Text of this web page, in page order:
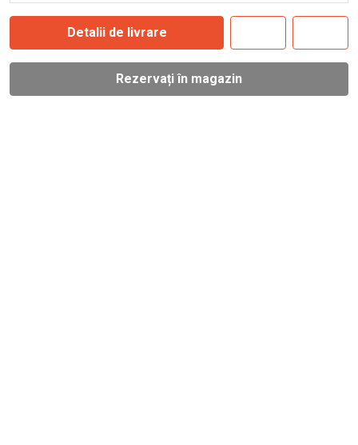
Detalii de livrare
Rezervați în magazin